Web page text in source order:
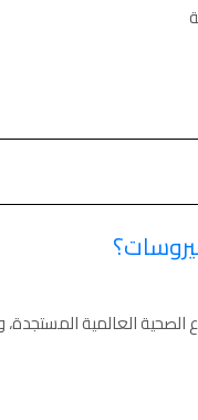
الصحية العالمية